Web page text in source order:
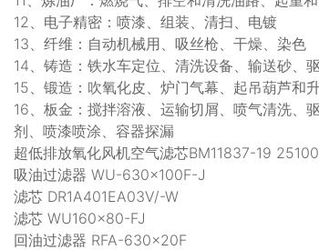
12、电子精密：喷漆、组装、清扫、电镀
13、纤维：自动机械用、吸丝枪、干燥、染色
14、铸造：铁水车定位、清洗设备、输送砂、
15、锻造：吹氧化皮、炉门气幕、起吊葫芦和
16、板金：搅拌溶液、运输切屑、喷气清洗、
剂、喷漆喷涂、容器探漏
超低排放氧化风机空气滤芯BM11837-19
吸油过滤器 WU-630×100F-J
滤芯 DR1A401EA03V/-W
滤芯 WU160×80-FJ
回油过滤器 RFA-630×20F